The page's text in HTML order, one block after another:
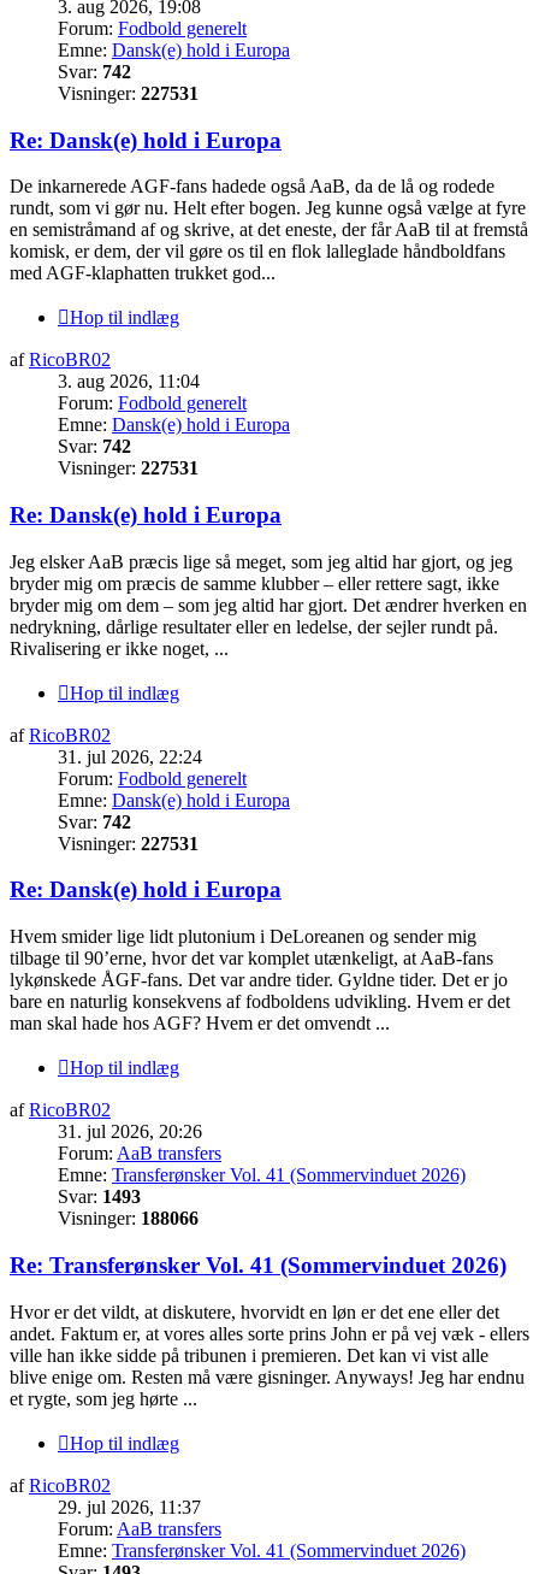
3. aug 2026, 19:08
Forum: Fodbold generelt
Emne: Dansk(e) hold i Europa
Svar: 742
Visninger: 227531
Re: Dansk(e) hold i Europa
De inkarnerede AGF-fans hadede også AaB, da de lå og rodede
rundt, som vi gør nu. Helt efter bogen. Jeg kunne også vælge at fyre
en semistråmand af og skrive, at det eneste, der får AaB til at fremstå
komisk, er dem, der vil gøre os til en flok lalleglade håndboldfans
med AGF-klaphatten trukket god...
Hop til indlæg
afRicoBR02
3. aug 2026, 11:04
Forum: Fodbold generelt
Emne: Dansk(e) hold i Europa
Svar: 742
Visninger: 227531
Re: Dansk(e) hold i Europa
Jeg elsker AaB præcis lige så meget, som jeg altid har gjort, og jeg
bryder mig om præcis de samme klubber – eller rettere sagt, ikke
bryder mig om dem – som jeg altid har gjort. Det ændrer hverken en
nedrykning, dårlige resultater eller en ledelse, der sejler rundt på.
Rivalisering er ikke noget, ...
Hop til indlæg
afRicoBR02
31. jul 2026, 22:24
Forum: Fodbold generelt
Emne: Dansk(e) hold i Europa
Svar: 742
Visninger: 227531
Re: Dansk(e) hold i Europa
Hvem smider lige lidt plutonium i DeLoreanen og sender mig
tilbage til 90’erne, hvor det var komplet utænkeligt, at AaB-fans
lykønskede ÅGF-fans. Det var andre tider. Gyldne tider. Det er jo
bare en naturlig konsekvens af fodboldens udvikling. Hvem er det
man skal hade hos AGF? Hvem er det omvendt ...
Hop til indlæg
afRicoBR02
31. jul 2026, 20:26
Forum: AaB transfers
Emne: Transferønsker Vol. 41 (Sommervinduet 2026)
Svar: 1493
Visninger: 188066
Re: Transferønsker Vol. 41 (Sommervinduet 2026)
Hvor er det vildt, at diskutere, hvorvidt en løn er det ene eller det
andet. Faktum er, at vores alles sorte prins John er på vej væk - ellers
ville han ikke sidde på tribunen i premieren. Det kan vi vist alle
blive enige om. Resten må være gisninger. Anyways! Jeg har endnu
et rygte, som jeg hørte ...
Hop til indlæg
afRicoBR02
29. jul 2026, 11:37
Forum: AaB transfers
Emne: Transferønsker Vol. 41 (Sommervinduet 2026)